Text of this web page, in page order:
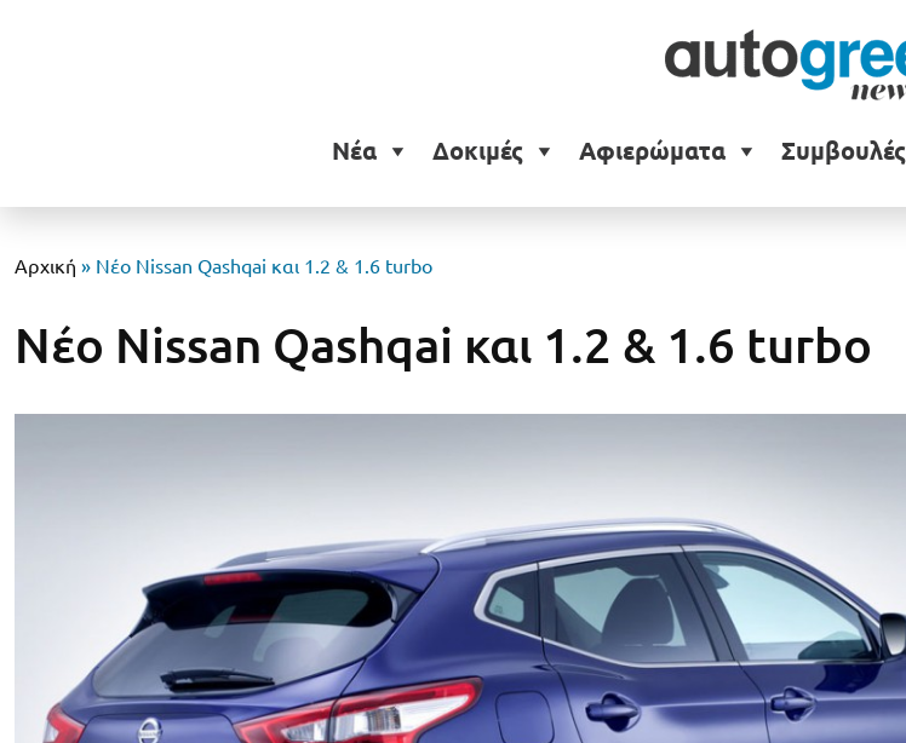
Νέα Δοκιμές Αφιερώματα Συμβουλές
Αρχική » Νέο Nissan Qashqai και 1.2 & 1.6 turbo
Νέο Nissan Qashqai και 1.2 & 1.6 turbo